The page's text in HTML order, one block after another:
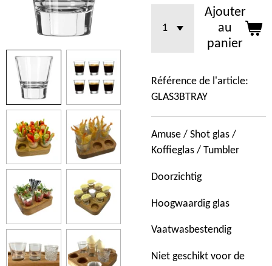
Ajouter
au
panier
Référence de l'article:
GLAS3BTRAY
Amuse / Shot glas /
Koffieglas / Tumbler
Doorzichtig
Hoogwaardig glas
Vaatwasbestendig
Niet geschikt voor de